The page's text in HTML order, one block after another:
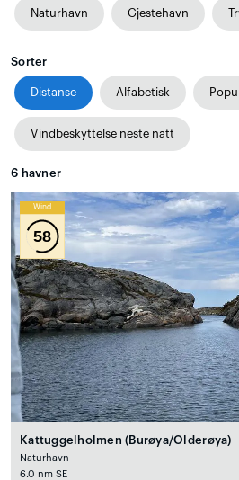
Naturhavn Gjestehavn
Sorter
Distanse Alfabetisk
Vindbeskyttelse neste natt
6 havner
Wind
58
Kattuggelholmen (Burøya/Olderøya)
Naturhavn
6.0 nm SE